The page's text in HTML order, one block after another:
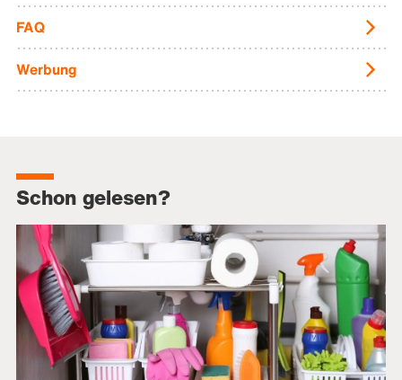
FAQ
Werbung
Schon gelesen?